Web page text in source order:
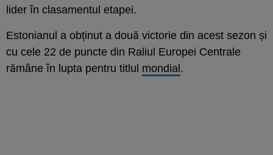
lider în clasamentul etapei.
Estonianul a obținut a două victorie din acest sezon și
cu cele 22 de puncte din Raliul Europei Centrale
rămâne în lupta pentru titlul mondial.